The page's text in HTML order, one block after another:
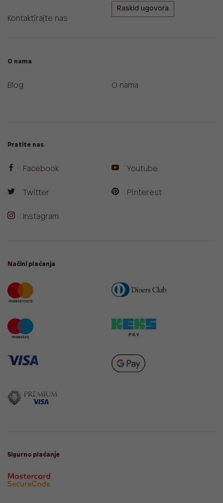
Kontaktirajte nas
Raskid ugovora
O nama
Blog O nama
Pratite nas
Facebook
Twitter
Instagram
Youtube
Pinterest
Načini plaćanja
Sigurno plaćanje